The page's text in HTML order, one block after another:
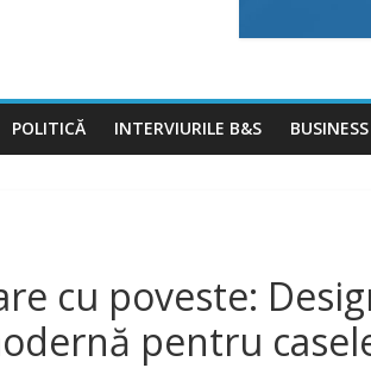
POLITICĂ INTERVIURILE B&S BUSINESS
cu poveste:
pentru